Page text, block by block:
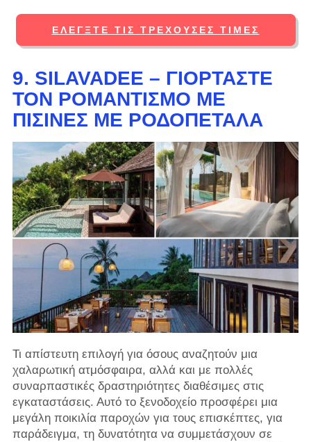
ΕΛΈΓΞΤΕ ΤΙΣ ΤΡΈΧΟΥΣΕΣ ΤΙΜΈΣ
9. SILAVADEE – ΓΙΟΡΤΆΣΤΕ
ΤΟΝ ΡΟΜΑΝΤΙΣΜΌ ΜΕ
ΠΙΣΊΝΕΣ ΜΕ ΡΟΔΟΠΈΤΑΛΑ
Τι απίστευτη επιλογή για όσους αναζητούν μια
χαλαρωτική ατμόσφαιρα, αλλά και με πολλές
συναρπαστικές δραστηριότητες διαθέσιμες στις
εγκαταστάσεις. Αυτό το ξενοδοχείο προσφέρει μια
μεγάλη ποικιλία παροχών για τους επισκέπτες, για
παράδειγμα, τη δυνατότητα να συμμετάσχουν σε